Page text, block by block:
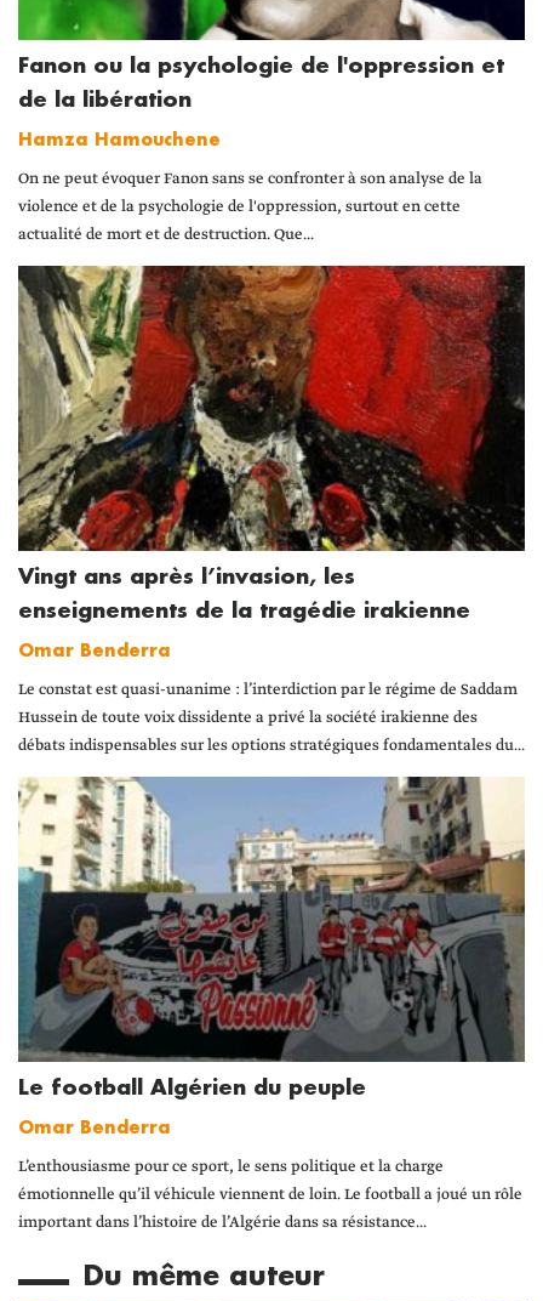
Fanon ou la psychologie de l'oppression et
de la libération
Hamza Hamouchene
On ne peut évoquer Fanon sans se confronter à son analyse de la
violence et de la psychologie de l'oppression, surtout en cette
actualité de mort et de destruction. Que...
Vingt ans après l’invasion, les
enseignements de la tragédie irakienne
Omar Benderra
Le constat est quasi-unanime : l’interdiction par le régime de Saddam
Hussein de toute voix dissidente a privé la société irakienne des
débats indispensables sur les options stratégiques fondamentales du...
Le football Algérien du peuple
Omar Benderra
L’enthousiasme pour ce sport, le sens politique et la charge
émotionnelle qu’il véhicule viennent de loin. Le football a joué un rôle
important dans l’histoire de l’Algérie dans sa résistance...
Du même auteur